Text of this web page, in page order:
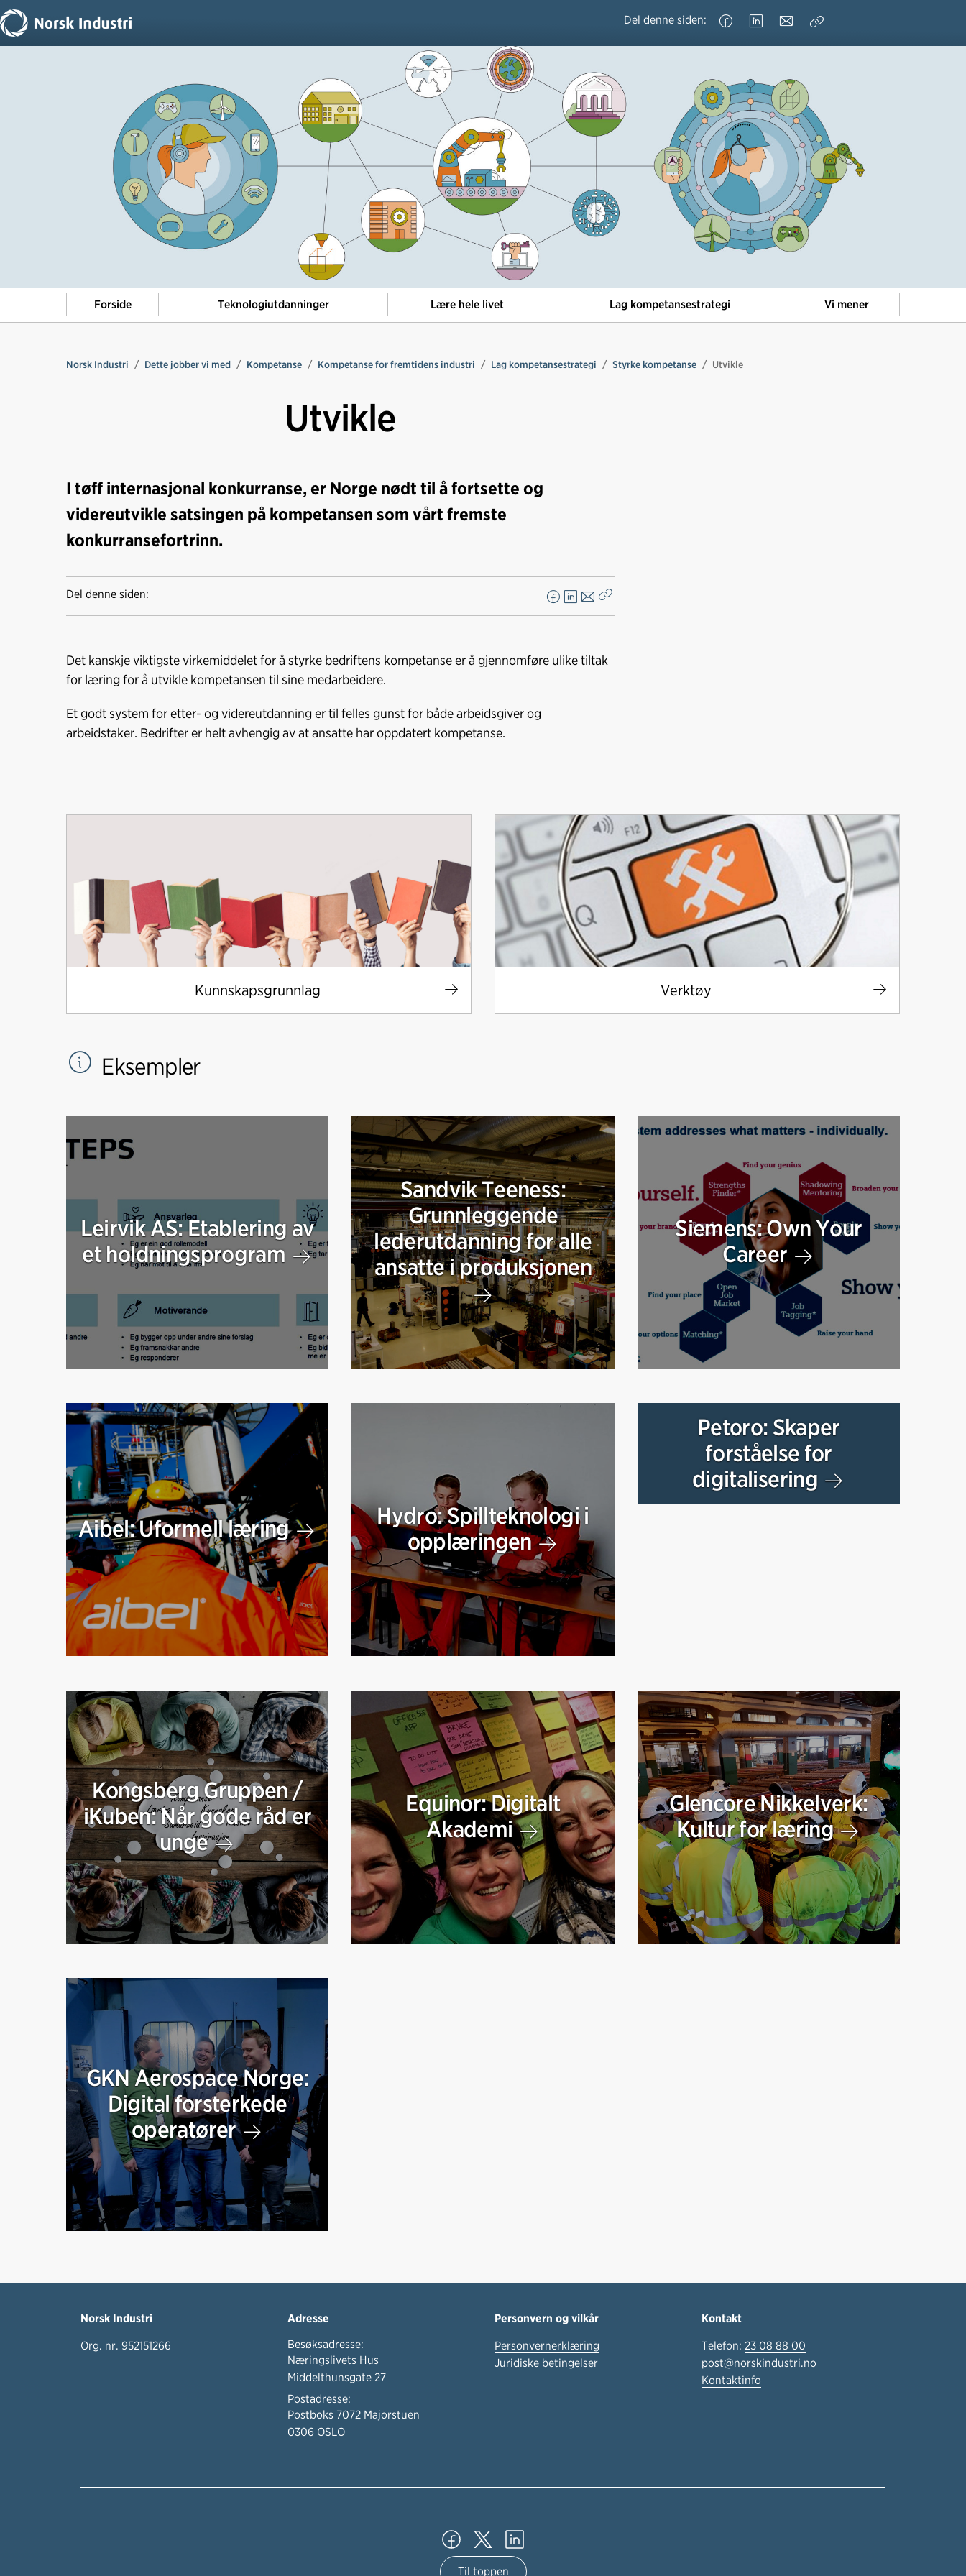
Del denne siden:
Forside Teknologiutdanninger Lære hele livet Lag kompetansestrategi Vi mener
Norsk Industri Dette jobber vi med Kompetanse Kompetanse for fremtidens industri Lag kompetansestrategi Styrke kompetanse Utvikle
Utvikle
I tøff internasjonal konkurranse, er Norge nødt til å fortsette og
videreutvikle satsingen på kompetansen som vårt fremste
konkurransefortrinn.
Del denne siden:
F
a
e
L
i
k
E
-
o
Det kanskje viktigste virkemiddelet for å styrke bedriftens kompetanse er å gjennomføre ulike tiltak
for læring for å utvikle kompetansen til sine medarbeidere.
Et godt system for etter- og videreutdanning er til felles gunst for både arbeidsgiver og
arbeidstaker. Bedrifter er helt avhengig av at ansatte har oppdatert kompetanse.
Kunnskapsgrunnlag Verktøy
Eksempler
Leirvik AS: Etablering av
et holdningsprogram
Sandvik Teeness:
Grunnleggende
lederutdanning for alle
ansatte i produksjonen
Siemens: Own Your
Career
Aibel: Uformell læring
Hydro: Spillteknologi i
opplæringen
Petoro: Skaper
forståelse for
digitalisering
Kongsberg Gruppen /
iKuben: Når gode råd er
unge
Equinor: Digitalt
Akademi
Glencore Nikkelverk:
Kultur for læring
GKN Aerospace Norge:
Digital forsterkede
operatører
Norsk Industri
Org. nr. 952151266
Adresse
Besøksadresse:
Næringslivets Hus
Middelthunsgate 27
Postadresse:
Postboks 7072 Majorstuen
0306 OSLO
Personvern og vilkår
Personvernerklæring
Juridiske betingelser
Kontakt
Telefon: 23 08 88 00
post@norskindustri.no
Kontaktinfo
Til toppen